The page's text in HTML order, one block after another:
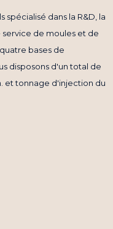
dans la R&D, la
de moules et de
bases de
disposons d'un total de
et tonnage d'injection du